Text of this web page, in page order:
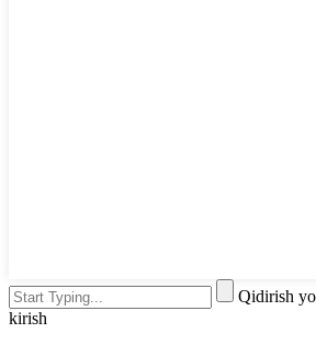
Qidirish
kirish